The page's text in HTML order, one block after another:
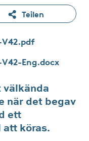
Teilen
Eng.docx
välkända
när det begav
ett
köras.